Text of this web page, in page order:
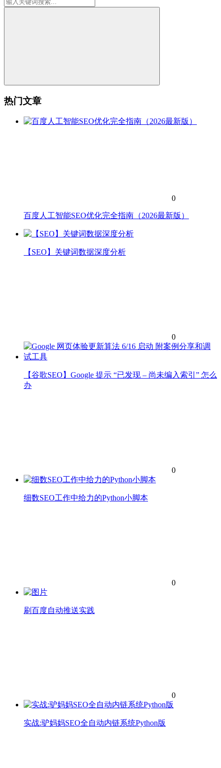
热门文章
0
百度人工智能SEO优化完全指南（2026最新版）
【SEO】关键词数据深度分析
0
【谷歌SEO】Google 提示 “已发现 – 尚未编入索引” 怎么
办
0
细数SEO工作中给力的Python小脚本
0
刷百度自动推送实践
0
实战:驴妈妈SEO全自动内链系统Python版